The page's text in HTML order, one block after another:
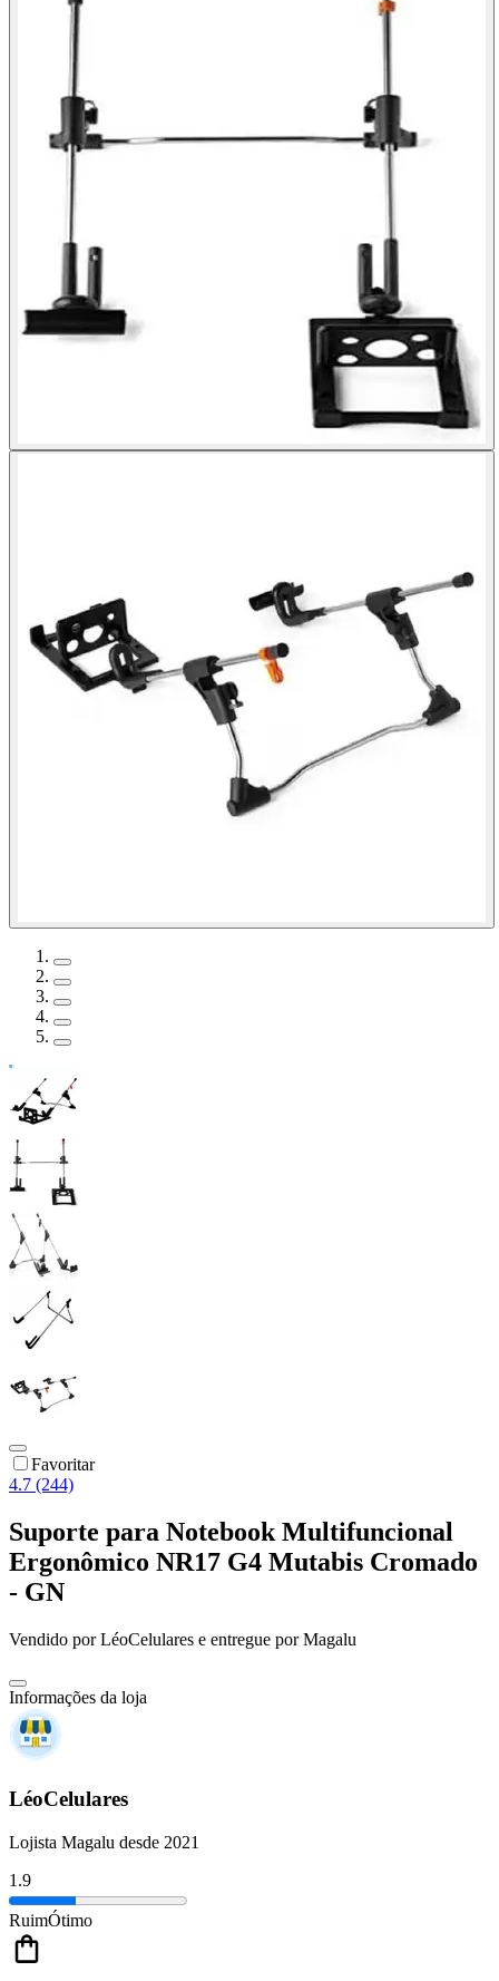
Favoritar
4.7 (244)
Suporte para Notebook Multifuncional
Ergonômico NR17 G4 Mutabis Cromado
- GN
Vendido porLéoCelulares e entregue por Magalu
Informações da loja
LéoCelulares
Lojista Magalu desde 2021
1.9
RuimÓtimo